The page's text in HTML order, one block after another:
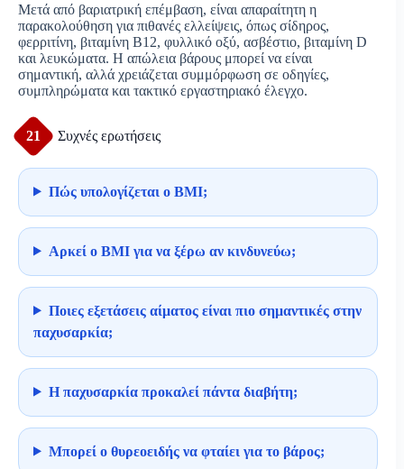
Μετά από βαριατρική επέμβαση, είναι απαραίτητη η
παρακολούθηση για πιθανές ελλείψεις, όπως σίδηρος,
φερριτίνη, βιταμίνη Β12, φυλλικό οξύ, ασβέστιο, βιταμίνη D
και λευκώματα. Η απώλεια βάρους μπορεί να είναι
σημαντική, αλλά χρειάζεται συμμόρφωση σε οδηγίες,
συμπληρώματα και τακτικό εργαστηριακό έλεγχο.
21 Συχνές ερωτήσεις
Πώς υπολογίζεται ο BMI;
Αρκεί ο BMI για να ξέρω αν κινδυνεύω;
Ποιες εξετάσεις αίματος είναι πιο σημαντικές στην
παχυσαρκία;
Η παχυσαρκία προκαλεί πάντα διαβήτη;
Μπορεί ο θυρεοειδής να φταίει για το βάρος;